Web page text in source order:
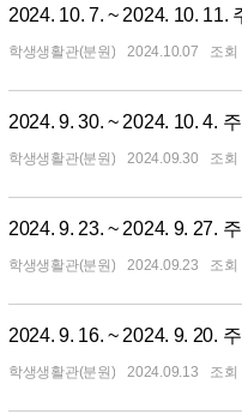
2024. 10. 7. ~ 2024. 10. 11.
학생생활관(분원) 2024.10.07
2024. 9. 30. ~ 2024. 10. 4.
학생생활관(분원) 2024.09.30
2024. 9. 23. ~ 2024. 9. 27.
학생생활관(분원) 2024.09.23
2024. 9. 16. ~ 2024. 9. 20.
학생생활관(분원) 2024.09.13